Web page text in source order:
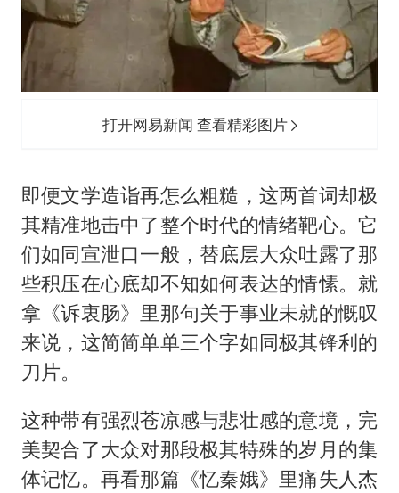
打开网易新闻 查看精彩图片
即便文学造诣再怎么粗糙，这两首词却极
其精准地击中了整个时代的情绪靶心。它
们如同宣泄口一般，替底层大众吐露了那
些积压在心底却不知如何表达的情愫。就
拿《诉衷肠》里那句关于事业未就的慨叹
来说，这简简单单三个字如同极其锋利的
刀片。
这种带有强烈苍凉感与悲壮感的意境，完
美契合了大众对那段极其特殊的岁月的集
体记忆。再看那篇《忆秦娥》里痛失人杰